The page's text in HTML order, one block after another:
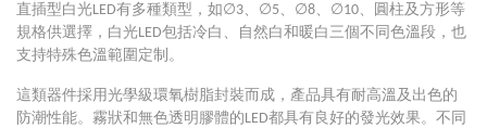
直插型白光LED有多種類型，如∅3、∅5、∅8、∅10、圓柱及方形等
規格供選擇，白光LED包括冷白、自然白和暖白三個不同色溫段，也
支持特殊色溫範圍定制。
這類器件採用光學級環氧樹脂封裝而成，產品具有耐高溫及出色的
防潮性能。霧狀和無色透明膠體的LED都具有良好的發光效果。不同